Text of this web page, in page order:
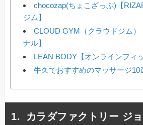
chocozap(ちょこざっぷ)【
ジム】
CLOUD GYM（クラウドジム）
ナル】
LEAN BODY【オンラインフィ
牛久でおすすめのマッサージ10
カラダファクトリー ジ